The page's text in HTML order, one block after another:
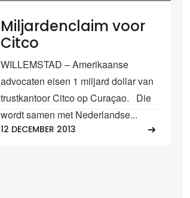
Miljardenclaim voor
Citco
WILLEMSTAD – Amerikaanse
advocaten eisen 1 miljard dollar van
trustkantoor Citco op Curaçao. Die
wordt samen met Nederlandse...
12 DECEMBER 2013